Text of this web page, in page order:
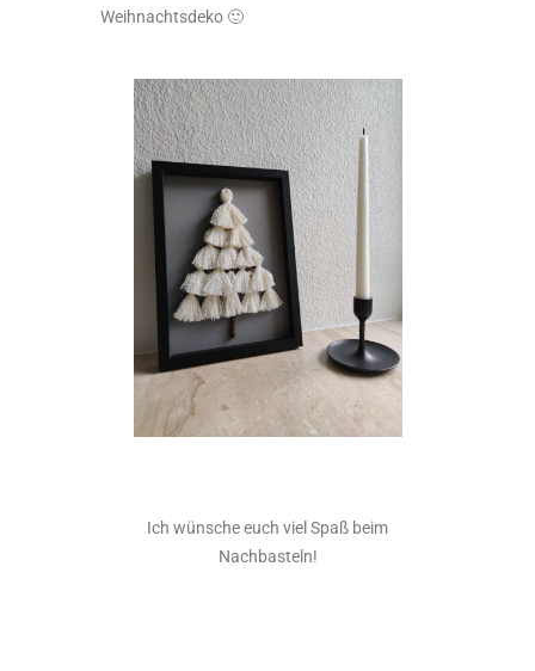
Weihnachtsdeko 🙂
Ich wünsche euch viel Spaß beim
Nachbasteln!